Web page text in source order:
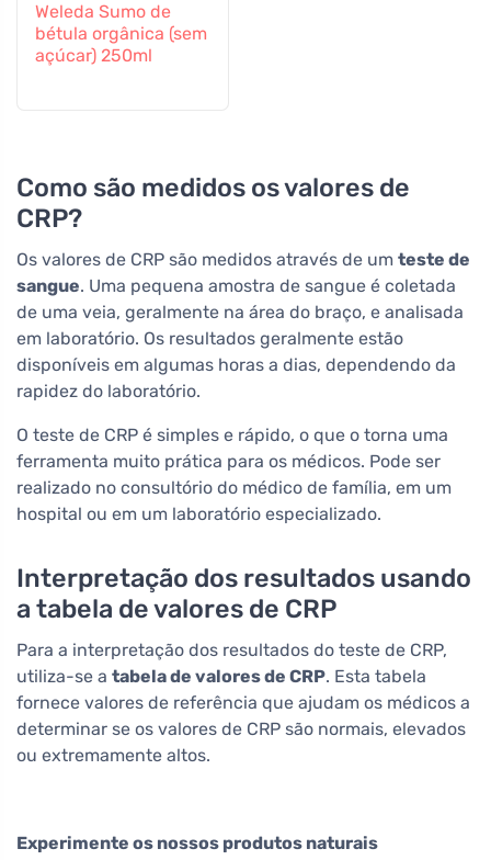
Weleda Sumo de
bétula orgânica (sem
açúcar) 250ml
Como são medidos os valores de
CRP?
Os valores de CRP são medidos através de um teste de
sangue. Uma pequena amostra de sangue é coletada
de uma veia, geralmente na área do braço, e analisada
em laboratório. Os resultados geralmente estão
disponíveis em algumas horas a dias, dependendo da
rapidez do laboratório.
O teste de CRP é simples e rápido, o que o torna uma
ferramenta muito prática para os médicos. Pode ser
realizado no consultório do médico de família, em um
hospital ou em um laboratório especializado.
Interpretação dos resultados usando
a tabela de valores de CRP
Para a interpretação dos resultados do teste de CRP,
utiliza-se a tabela de valores de CRP. Esta tabela
fornece valores de referência que ajudam os médicos a
determinar se os valores de CRP são normais, elevados
ou extremamente altos.
Experimente os nossos produtos naturais